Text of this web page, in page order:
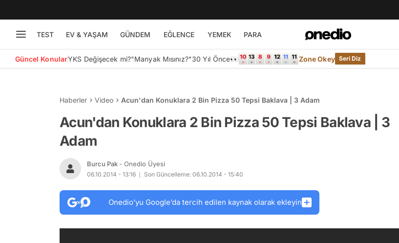
TEST EV & YAŞAM GÜNDEM EĞLENCE YEMEK PARA
Güncel KonularYKS Değişecek mi?"Manyak Mısınız?"30 Yıl Önce👀 Zone Okey Seri Diz
Haberler Video Acun'dan Konuklara 2 Bin Pizza 50 Tepsi Baklava | 3 Adam
Acun'dan Konuklara 2 Bin Pizza 50 Tepsi Baklava | 3
Adam
Burcu Pak - Onedio Üyesi
06.10.2014 - 13:16 Son Güncelleme: 06.10.2014 - 15:40
Onedio’yu Google’da tercih edilen kaynak olarak ekleyin